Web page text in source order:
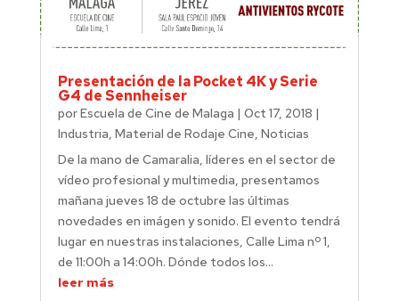
Presentación de la Pocket 4K y Serie
G4 de Sennheiser
porEscuela de Cine de Malaga | Oct 17, 2018 |
Industria, Material de Rodaje Cine, Noticias
De la mano de Camaralia, líderes en el sector de
vídeo profesional y multimedia, presentamos
mañana jueves 18 de octubre las últimas
novedades en imágen y sonido. El evento tendrá
lugar en nuestras instalaciones, Calle Lima nº 1,
de 11:00h a 14:00h. Dónde todos los...
leer más